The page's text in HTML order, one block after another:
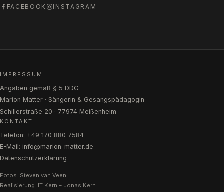
FACEBOOK INSTAGRAM
IMPRESSUM
Angaben gemäß § 5 DDG
Marion Matter · Sängerin & Gesangspädagogin
Schillerstraße 20 · 77974 Meißenheim
KONTAKT
Telefon: +49 170 880 7584
E-Mail: info@marion-matter.de
Datenschutzerklärung
Fotos: Steven van Veen
Realisierung: IT Kern – Jonas Kern